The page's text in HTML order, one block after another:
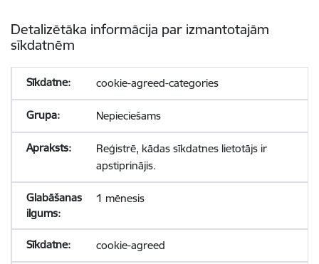
Detalizētāka informācija par izmantotajām
sīkdatnēm
cookie-agreed-categories
Nepieciešams
Reģistrē, kādas sīkdatnes lietotājs ir
apstiprinājis.
1 mēnesis
cookie-agreed